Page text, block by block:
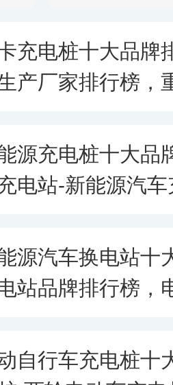
充电桩十大品牌
产厂家排行榜，
源充电桩十大品
电站-新能源汽
源汽车换电站十
站品牌排行榜，
自行车充电桩十